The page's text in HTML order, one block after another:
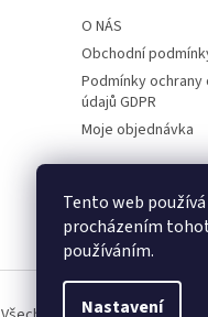
Tento web
procházením
používáním.
Nastavení
O NÁS
Obchodní
Podmínky ochrany
údajů GDPR
Moje objednávka